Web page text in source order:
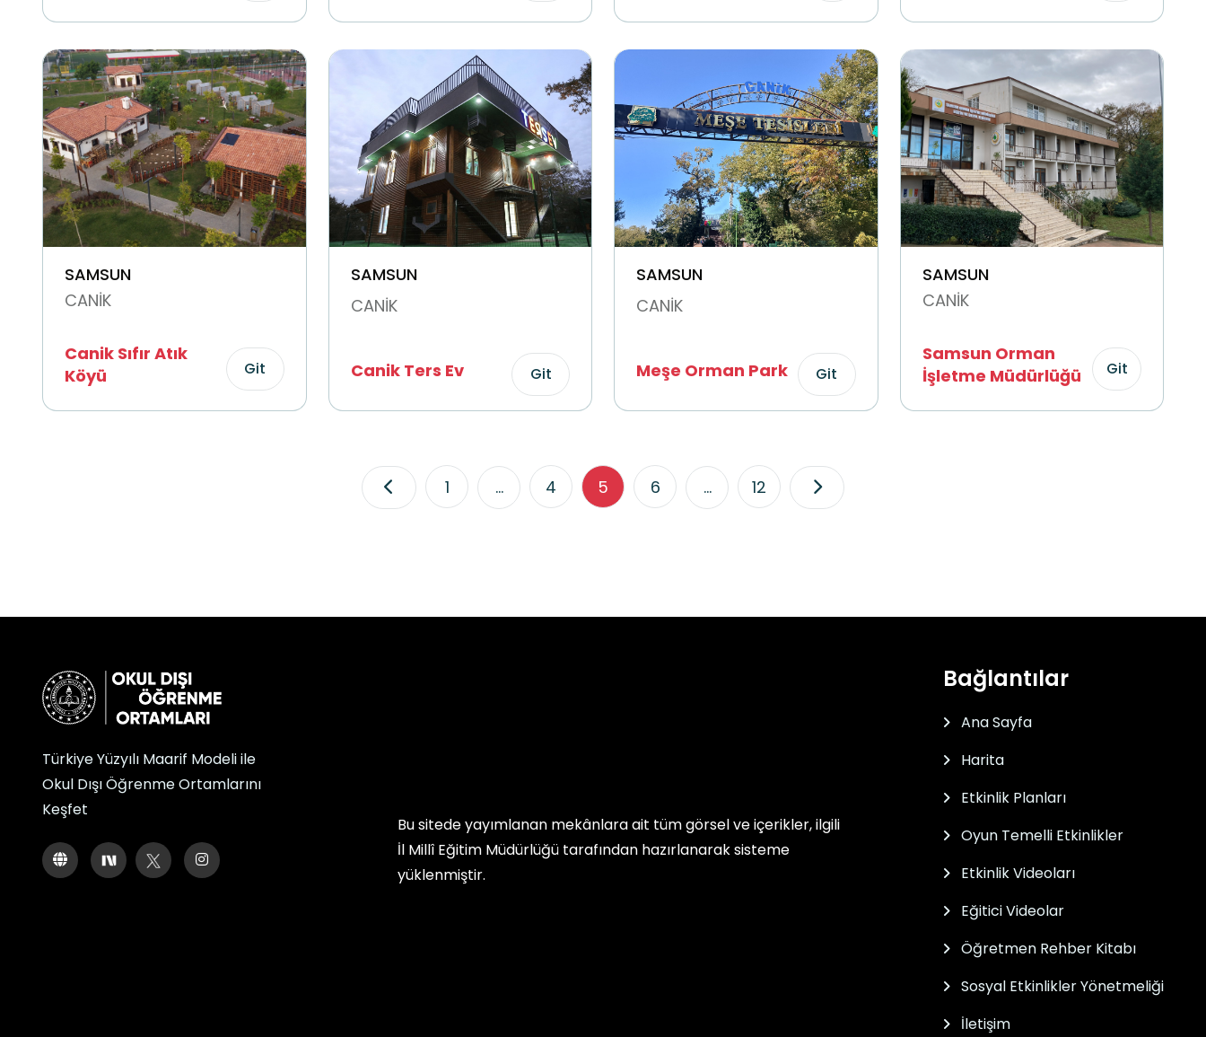
SAMSUN
CANİK
Canik Sıfır Atık
Köyü
Git
SAMSUN
CANİK
Canik Ters Ev Git
SAMSUN
CANİK
Meşe Orman Park Git
SAMSUN
CANİK
Samsun Orman
İşletme Müdürlüğü
Git
1 ... 4 5 6 ... 12
Türkiye Yüzyılı Maarif Modeli ile
Okul Dışı Öğrenme Ortamlarını
Keşfet
Bu sitede yayımlanan mekânlara ait tüm görsel ve içerikler, ilgili
İl Millî Eğitim Müdürlüğütarafından hazırlanarak sisteme
yüklenmiştir.
Bağlantılar
Ana Sayfa
Harita
Etkinlik Planları
Oyun Temelli Etkinlikler
Etkinlik Videoları
Eğitici Videolar
Öğretmen Rehber Kitabı
Sosyal Etkinlikler Yönetmeliği
İletişim